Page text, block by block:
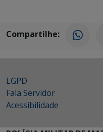
Compartilhe:
LGPD
Fala Servidor
Acessibilidade